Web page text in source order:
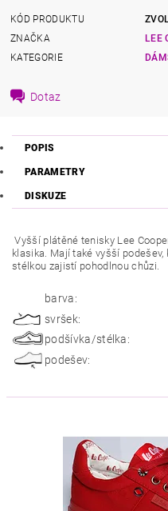
KÓD PRODUKTU
ZNAČKA
LEE
KATEGORIE
Dotaz
POPIS
PARAMETRY
DISKUZE
Vyšší plátěné tenisky Lee
klasika. Mají také vyšší
stélkou zajistí pohodlnou chůzi.
barva:
svršek:
podšívka/stélka:
podešev: